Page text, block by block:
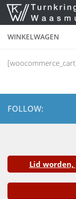
Skip to content
WINKELWAGEN
FOLLOW:
Lid